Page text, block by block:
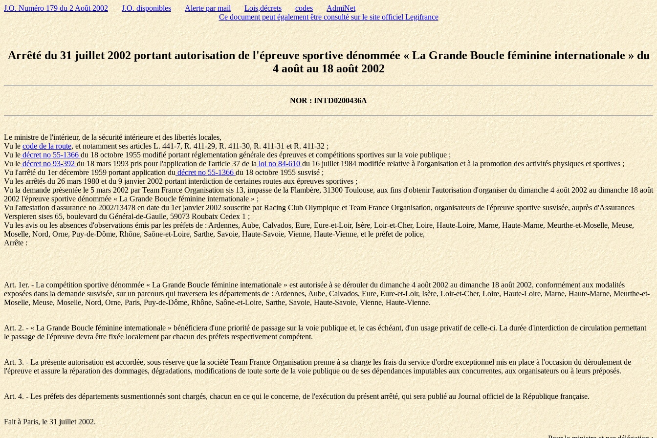
J.O. Numéro 179 du 2 Août 2002 J.O. disponibles Alerte par mail Lois,décrets codes
AdmiNet
Ce document peut également être consulté sur le site officiel Legifrance
Arrêté du 31 juillet 2002 portant autorisation de l'épreuve sportive dénommée « La Grande Boucle féminine internationale » du
4 août au 18 août 2002
NOR : INTD0200436A
Le ministre de l'intérieur, de la sécurité intérieure et des libertés locales,
Vu lecode de la route, et notamment ses articles L. 441-7, R. 411-29, R. 411-30, R. 411-31 et R. 411-32 ;
Vu ledécret no 55-1366 du 18 octobre 1955 modifié portant réglementation générale des épreuves et compétitions sportives sur la voie publique ;
Vu le décret no 93-392du 18 mars 1993 pris pour l'application de l'article 37 de la loi no 84-610du 16 juillet 1984 modifiée relative à l'organisation et à la promotion des activités physiques et sportives ;
Vu l'arrêté du 1er décembre 1959 portant application dudécret no 55-1366du 18 octobre 1955 susvisé ;
Vu les arrêtés du 26 mars 1980 et du 9 janvier 2002 portant interdiction de certaines routes aux épreuves sportives ;
Vu la demande présentée le 5 mars 2002 par Team France Organisation sis 13, impasse de la Flambère, 31300 Toulouse, aux fins d'obtenir l'autorisation d'organiser du dimanche 4 août 2002 au dimanche 18 août
2002 l'épreuve sportive dénommée « La Grande Boucle féminine internationale » ;
Vu l'attestation d'assurance no 2002/13478 en date du 1er janvier 2002 souscrite par Racing Club Olympique et Team France Organisation, organisateurs de l'épreuve sportive susvisée, auprès d'Assurances
Verspieren sises 65, boulevard du Général-de-Gaulle, 59073 Roubaix Cedex 1 ;
Vu les avis ou les absences d'observations émis par les préfets de : Ardennes, Aube, Calvados, Eure, Eure-et-Loir, Isère, Loir-et-Cher, Loire, Haute-Loire, Marne, Haute-Marne, Meurthe-et-Moselle, Meuse,
Moselle, Nord, Orne, Puy-de-Dôme, Rhône, Saône-et-Loire, Sarthe, Savoie, Haute-Savoie, Vienne, Haute-Vienne, et le préfet de police,
Arrête :
Art. 1er. - La compétition sportive dénommée « La Grande Boucle féminine internationale » est autorisée à se dérouler du dimanche 4 août 2002 au dimanche 18 août 2002, conformément aux modalités
exposées dans la demande susvisée, sur un parcours qui traversera les départements de : Ardennes, Aube, Calvados, Eure, Eure-et-Loir, Isère, Loir-et-Cher, Loire, Haute-Loire, Marne, Haute-Marne, Meurthe-et-
Moselle, Meuse, Moselle, Nord, Orne, Paris, Puy-de-Dôme, Rhône, Saône-et-Loire, Sarthe, Savoie, Haute-Savoie, Vienne, Haute-Vienne.
Art. 2. - « La Grande Boucle féminine internationale » bénéficiera d'une priorité de passage sur la voie publique et, le cas échéant, d'un usage privatif de celle-ci. La durée d'interdiction de circulation permettant
le passage de l'épreuve devra être fixée localement par chacun des préfets respectivement compétent.
Art. 3. - La présente autorisation est accordée, sous réserve que la société Team France Organisation prenne à sa charge les frais du service d'ordre exceptionnel mis en place à l'occasion du déroulement de
l'épreuve et assure la réparation des dommages, dégradations, modifications de toute sorte de la voie publique ou de ses dépendances imputables aux concurrentes, aux organisateurs ou à leurs préposés.
Art. 4. - Les préfets des départements susmentionnés sont chargés, chacun en ce qui le concerne, de l'exécution du présent arrêté, qui sera publié au Journal officiel de la République française.
Fait à Paris, le 31 juillet 2002.